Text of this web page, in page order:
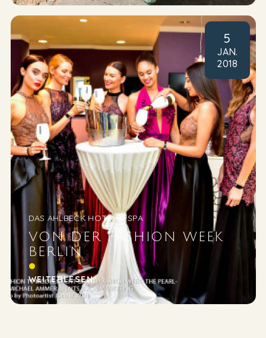
5
JAN.
2018
VON DER FASHION WEEK
BERLIN
auf den Laufsteg vom DAS AHLBECK HOTEL &SPA
In diesen feschen Teilen würde selbst der Frühling
höchstpersönlich...
DAS AHLBECK HOTEL & SPA
WEITERLESEN